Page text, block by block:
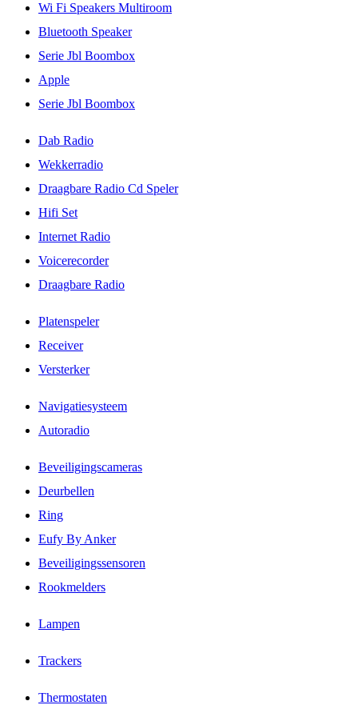
Wi Fi Speakers Multiroom
Bluetooth Speaker
Serie Jbl Boombox
Apple
Serie Jbl Boombox
Dab Radio
Wekkerradio
Draagbare Radio Cd Speler
Hifi Set
Internet Radio
Voicerecorder
Draagbare Radio
Platenspeler
Receiver
Versterker
Navigatiesysteem
Autoradio
Beveiligingscameras
Deurbellen
Ring
Eufy By Anker
Beveiligingssensoren
Rookmelders
Lampen
Trackers
Thermostaten